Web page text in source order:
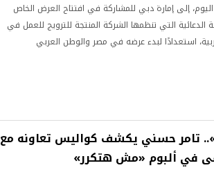
اليوم، إلى إمارة دبي للمشاركة في افتتاح العرض الخاص
الدعائية التي تنظمها الشركة المنتجة للترويج للعمل في
استعدادًا لبدء عرضه في مصر والوطن العربي
تامر حسني يكشف كواليس تعاونه مع
في ألبوم «مش هتكرر»